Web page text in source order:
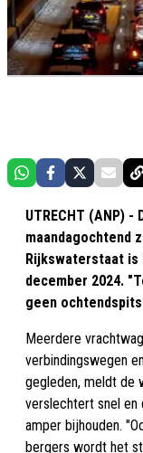
UTRECHT (ANP)
maandagochtend
Rijkswaterstaat is
december 2024.
geen
Meerdere
verbindingswegen
gegleden, meldt de
verslechtert snel
amper bijhouden.
bergers wordt het